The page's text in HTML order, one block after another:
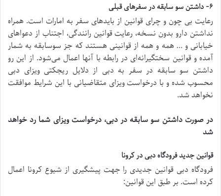
۶- داشتن سو سابقه در سفرهای قبلی
رعایت بی چون و چرای قوانین از بایدهای سفر به امارات است. همراه
نداشتن دارو بدون نسخه، رعایت قوانین رانندگی، اجتناب از دعواهای
خیابانی و … همه و همه از قوانینی هستند که جز سوسابقه به شمار
آمده و قوانین سختگیرانه‌ای در رابطه با آنها اعمال می‌شود. از این رو
داشتن سو سابقه در سفر به دبی از دلایل ریجکتی ویزای دبی
محسوب شده و با درخواست ویزای متقاضیانی با این شرایط موافقت
نخواهد شد.
در صورت داشتن سو سابقه در دبی، درخواست ویزای شما رد خواهد
شد
قوانین جدید فرودگاه دبی در کرونا
فرودگاه دبی قوانین جدیدی را جهت پیشگیری از شیوع کرونا اعمال
کرده است. بر طبق این قوانین: